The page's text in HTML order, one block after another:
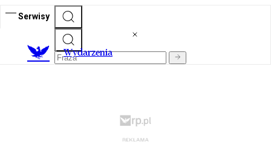
Serwisy
Wydarzenia